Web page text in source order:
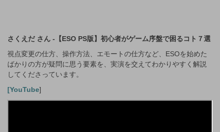
さくえだ さん -【ESO PS版】初心者がゲーム序盤で困るコト７選
視点変更の仕方、操作方法、エモートの仕方など、ESOを始めた
ばかりの方が疑問に思う要素を、実演を交えてわかりやすく解説
してくださっています。
[YouTube]